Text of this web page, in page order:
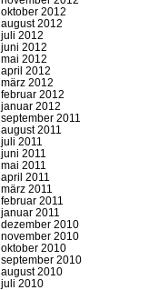
oktober 2012
august 2012
juli 2012
juni 2012
mai 2012
april 2012
märz 2012
februar 2012
januar 2012
september 2011
august 2011
juli 2011
juni 2011
mai 2011
april 2011
märz 2011
februar 2011
januar 2011
dezember 2010
november 2010
oktober 2010
september 2010
august 2010
juli 2010